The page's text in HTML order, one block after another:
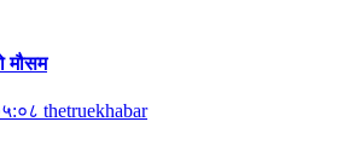
मौसम
thetruekhabar